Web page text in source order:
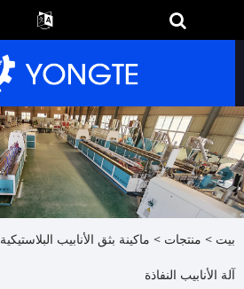
بيت > منتجات > ماكينة بثق الأنابيب البلاستيكية
آلة الأنابيب النفاذة